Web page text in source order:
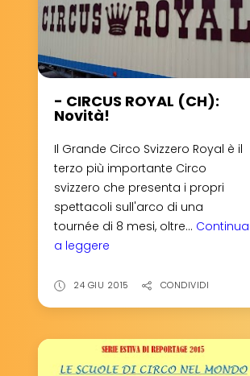
domani!
- CIRCUS ROYAL (CH):
Novità!
Il Grande Circo Svizzero Royal è il
terzo più importante Circo
svizzero che presenta i propri
spettacoli sull'arco di una
tournée di 8 mesi, oltre... Continua
a leggere
ROYAL
24 GIU 2015 CONDIVIDI